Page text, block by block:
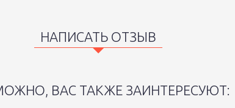
НАПИСАТЬ ОТЗЫВ
ВАС ТАКЖЕ ЗАИНТЕРЕСУЮТ: